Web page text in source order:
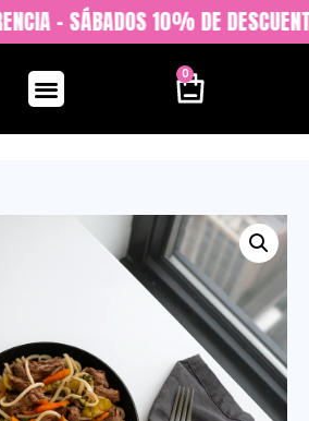
- SÁBADOS 10% DE
0